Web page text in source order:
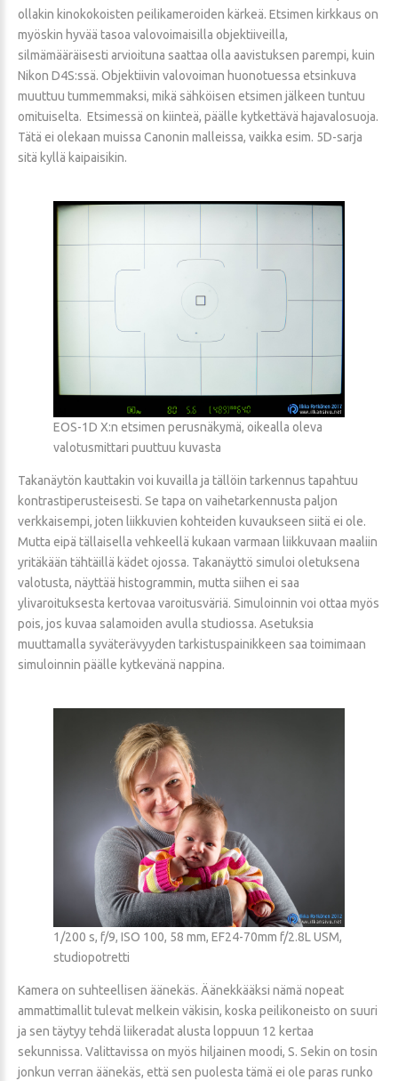
ollakin kinokokoisten peilikameroiden kärkeä. Etsimen kirkkaus on
myöskin hyvää tasoa valovoimaisilla objektiiveilla,
silmämääräisesti arvioituna saattaa olla aavistuksen parempi, kuin
Nikon D4S:ssä. Objektiivin valovoiman huonotuessa etsinkuva
muuttuu tummemmaksi, mikä sähköisen etsimen jälkeen tuntuu
omituiselta. Etsimessä on kiinteä, päälle kytkettävä hajavalosuoja.
Tätä ei olekaan muissa Canonin malleissa, vaikka esim. 5D-sarja
sitä kyllä kaipaisikin.
EOS-1D X:n etsimen perusnäkymä, oikealla oleva
valotusmittari puuttuu kuvasta
Takanäytön kauttakin voi kuvailla ja tällöin tarkennus tapahtuu
kontrastiperusteisesti. Se tapa on vaihetarkennusta paljon
verkkaisempi, joten liikkuvien kohteiden kuvaukseen siitä ei ole.
Mutta eipä tällaisella vehkeellä kukaan varmaan liikkuvaan maaliin
yritäkään tähtäillä kädet ojossa. Takanäyttö simuloi oletuksena
valotusta, näyttää histogrammin, mutta siihen ei saa
ylivaroituksesta kertovaa varoitusväriä. Simuloinnin voi ottaa myös
pois, jos kuvaa salamoiden avulla studiossa. Asetuksia
muuttamalla syväterävyyden tarkistuspainikkeen saa toimimaan
simuloinnin päälle kytkevänä nappina.
1/200 s, f/9, ISO 100, 58 mm, EF24-70mm f/2.8L USM,
studiopotretti
Kamera on suhteellisen äänekäs. Äänekkääksi nämä nopeat
ammattimallit tulevat melkein väkisin, koska peilikoneisto on suuri
ja sen täytyy tehdä liikeradat alusta loppuun 12 kertaa
sekunnissa. Valittavissa on myös hiljainen moodi, S. Sekin on tosin
jonkun verran äänekäs, että sen puolesta tämä ei ole paras runko